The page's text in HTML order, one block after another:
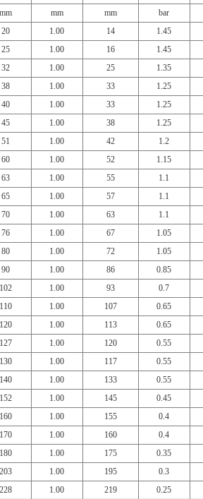
mm
mm mm bar
20 1.00 14 1.45
25 1.00 16 1.45
32 1.00 25 1.35
38 1.00 33 1.25
40 1.00 33 1.25
45 1.00 38 1.25
51 1.00 42 1.2
60 1.00 52 1.15
63 1.00 55 1.1
65 1.00 57 1.1
70 1.00 63 1.1
76 1.00 67 1.05
80 1.00 72 1.05
90 1.00 86 0.85
102 1.00 93 0.7
110 1.00 107 0.65
120 1.00 113 0.65
127 1.00 120 0.55
130 1.00 117 0.55
140 1.00 133 0.55
152 1.00 145 0.45
160 1.00 155 0.4
170 1.00 160 0.4
180 1.00 175 0.35
203 1.00 195 0.3
228 1.00 219 0.25